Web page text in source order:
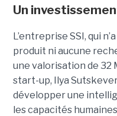
Un
L’entreprise SSI, qui
produit ni aucune
une valorisation de 32
start-up, Ilya
développer une
les capacités